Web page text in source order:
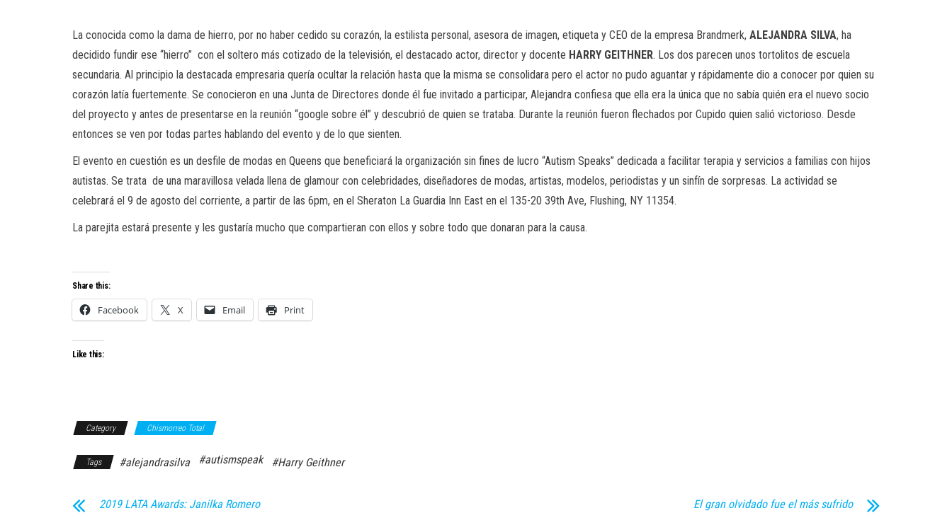
La conocida como la dama de hierro, por no haber cedido su corazón, la estilista personal, asesora de imagen, etiqueta y CEO de la empresa Brandmerk, ALEJANDRA SILVA, ha
decidido fundir ese “hierro” con el soltero más cotizado de la televisión, el destacado actor, director y docente HARRY GEITHNER. Los dos parecen unos tortolitos de escuela
secundaria. Al principio la destacada empresaria quería ocultar la relación hasta que la misma se consolidara pero el actor no pudo aguantar y rápidamente dio a conocer por quien su
corazón latía fuertemente. Se conocieron en una Junta de Directores donde él fue invitado a participar, Alejandra confiesa que ella era la única que no sabía quién era el nuevo socio
del proyecto y antes de presentarse en la reunión “google sobre él” y descubrió de quien se trataba. Durante la reunión fueron flechados por Cupido quien salió victorioso. Desde
entonces se ven por todas partes hablando del evento y de lo que sienten.
El evento en cuestión es un desfile de modas en Queens que beneficiará la organización sin fines de lucro “Autism Speaks” dedicada a facilitar terapia y servicios a familias con hijos
autistas. Se trata de una maravillosa velada llena de glamour con celebridades, diseñadores de modas, artistas, modelos, periodistas y un sinfín de sorpresas. La actividad se
celebrará el 9 de agosto del corriente, a partir de las 6pm, en el Sheraton La Guardia Inn East en el 135-20 39th Ave, Flushing, NY 11354.
La parejita estará presente y les gustaría mucho que compartieran con ellos y sobre todo que donaran para la causa.
Share this:
Facebook X Email Print
Like this:
Category Chismorreo Total
Tags #alejandrasilva #autismspeak #Harry Geithner
2019 LATA Awards: Janilka Romero El gran olvidado fue el más sufrido